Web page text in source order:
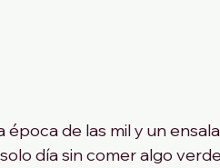
época de las mil y un
día sin comer algo